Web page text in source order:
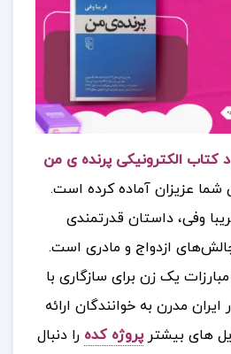
کتاب الکترونیکی پرنده ی من
شما عزیزان آماده کرده است.
وفی، داستان قدرتمندی
ازدواج و مادری است.
یک زن برای سازگاری با
مدرن به خوانندگان ارائه
های بیشتر پروژه کده را دنبال